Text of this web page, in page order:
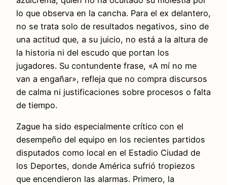
lo que observa en la cancha. Para el ex delantero,
no se trata solo de resultados negativos, sino de
una actitud que, a su juicio, no está a la altura de
la historia ni del escudo que portan los
jugadores. Su contundente frase, «A mí no me
van a engañar», refleja que no compra discursos
de calma ni justificaciones sobre procesos o falta
de tiempo.
Zague ha sido especialmente crítico con el
desempeño del equipo en los recientes partidos
disputados como local en el Estadio Ciudad de
los Deportes, donde América sufrió tropiezos
que encendieron las alarmas. Primero, la